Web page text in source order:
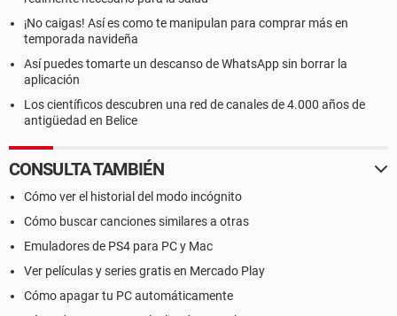
¡No caigas! Así es como te manipulan para comprar más en
temporada navideña
Así puedes tomarte un descanso de WhatsApp sin borrar la
aplicación
Los científicos descubren una red de canales de 4.000 años de
antigüedad en Belice
CONSULTA TAMBIÉN
Cómo ver el historial del modo incógnito
Cómo buscar canciones similares a otras
Emuladores de PS4 para PC y Mac
Ver películas y series gratis en Mercado Play
Cómo apagar tu PC automáticamente